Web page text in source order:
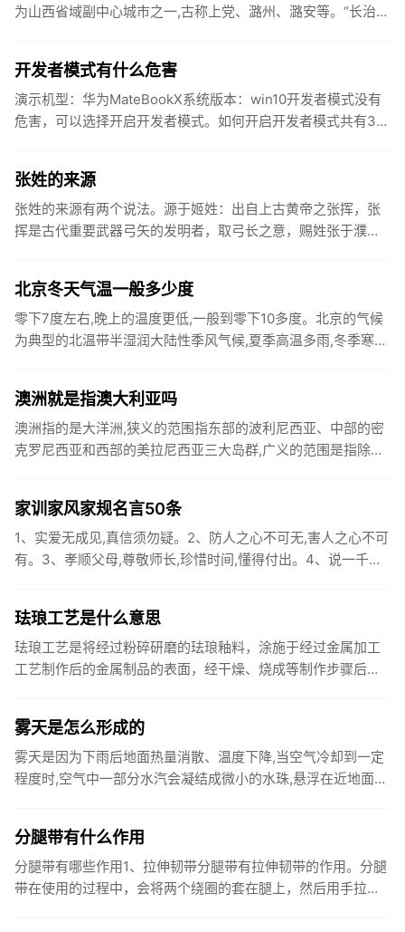
为山西省域副中心城市之一,古称上党、潞州、潞安等。“长治”
开发者模式有什么危害
演示机型：华为MateBookX系统版本：win10开发者模式没有
危害，可以选择开启开发者模式。如何开启开发者模式共有3
张姓的来源
张姓的来源有两个说法。源于姬姓：出自上古黄帝之张挥，张
挥是古代重要武器弓矢的发明者，取弓长之意，赐姓张于濮
北京冬天气温一般多少度
零下7度左右,晚上的温度更低,一般到零下10多度。北京的气候
为典型的北温带半湿润大陆性季风气候,夏季高温多雨,冬季寒冷
澳洲就是指澳大利亚吗
澳洲指的是大洋洲,狭义的范围指东部的波利尼西亚、中部的密
克罗尼西亚和西部的美拉尼西亚三大岛群,广义的范围是指除上
家训家风家规名言50条
1、实爱无成见,真信须勿疑。2、防人之心不可无,害人之心不可
有。3、孝顺父母,尊敬师长,珍惜时间,懂得付出。4、说一千道
珐琅工艺是什么意思
珐琅工艺是将经过粉碎研磨的珐琅釉料，涂施于经过金属加工
工艺制作后的金属制品的表面，经干燥、烧成等制作步骤后，
雾天是怎么形成的
雾天是因为下雨后地面热量消散、温度下降,当空气冷却到一定
程度时,空气中一部分水汽会凝结成微小的水珠,悬浮在近地面的
分腿带有什么作用
分腿带有哪些作用1、拉伸韧带分腿带有拉伸韧带的作用。分腿
带在使用的过程中，会将两个绕圈的套在腿上，然后用手拉扯